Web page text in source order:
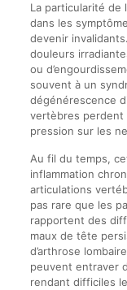
La particularité de
dans les
devenir
douleurs
ou
souvent à un
dégénérescence
vertèbres perdent
pression sur les
Au fil du temps,
inflammation
articulations
pas rare que les
rapportent des
maux de tête
d’arthrose
peuvent entraver
rendant difficiles